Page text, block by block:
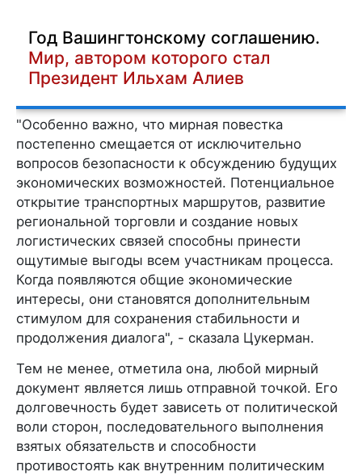
Год Вашингтонскому соглашению.
Мир, автором которого стал
Президент Ильхам Алиев
"Особенно важно, что мирная повестка
постепенно смещается от исключительно
вопросов безопасности к обсуждению будущих
экономических возможностей. Потенциальное
открытие транспортных маршрутов, развитие
региональной торговли и создание новых
логистических связей способны принести
ощутимые выгоды всем участникам процесса.
Когда появляются общие экономические
интересы, они становятся дополнительным
стимулом для сохранения стабильности и
продолжения диалога", - сказала Цукерман.
Тем не менее, отметила она, любой мирный
документ является лишь отправной точкой. Его
долговечность будет зависеть от политической
воли сторон, последовательного выполнения
взятых обязательств и способности
противостоять как внутренним политическим